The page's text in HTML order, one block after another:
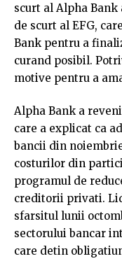
scurt al Alpha
de scurt al EFG,
Bank pentru a
curand posibil.
motive pentru a
Alpha Bank a
care a explicat ca
bancii din
costurilor din
programul de
creditorii privati.
sfarsitul lunii
sectorului bancar
care detin